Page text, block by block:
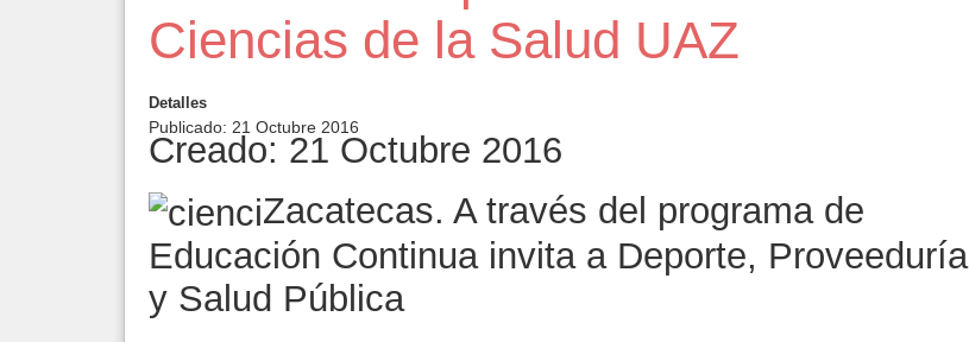
Ciencias de la Salud UAZ
Detalles
Publicado: 21 Octubre 2016
Creado: 21 Octubre 2016
Zacatecas. A través del programa de
Educación Continua invita a Deporte, Proveeduría
y Salud Pública